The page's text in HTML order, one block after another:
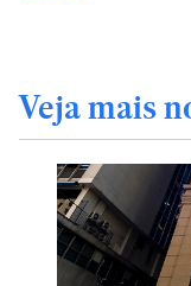
Veja mais